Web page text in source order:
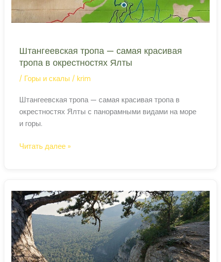
Штангеевская тропа — самая красивая
тропа в окрестностях Ялты
/ Горы и скалы /krim
Штангеевская тропа — самая красивая тропа в
окрестностях Ялты с панорамными видами на море
и горы.
Штангеевская
красивая
тропа
в
окрестностях
Ялты
Читать далее »